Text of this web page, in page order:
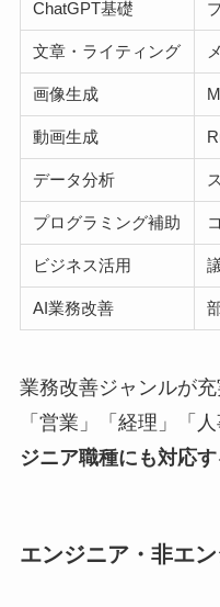
ChatGPT基礎
文章・ライティング
画像生成
動画生成
データ分析
プログラミング補助
ビジネス活用
AI業務改善
業務改善ジャンルが充
「営業」「経理」「
ジニア職種にも対応
エンジニア・非エ